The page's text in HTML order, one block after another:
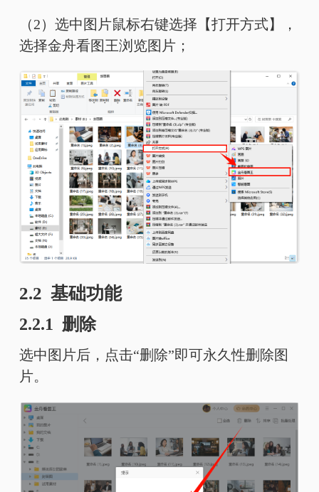
（2）选中图片鼠标右键选择【打开方式】，
选择金舟看图王浏览图片；
2.2 基础功能
2.2.1 删除
选中图片后，点击“删除”即可永久性删除图
片。